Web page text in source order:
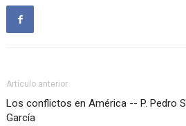
Artículo anterior
Los conflictos en América -- P. Pedro
García